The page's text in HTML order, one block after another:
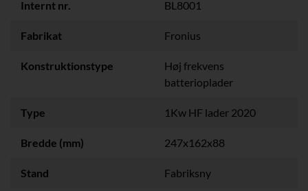
Internt nr. BL8001
Fabrikat Fronius
Konstruktionstype
Høj frekvens
batterioplader
Type 1Kw HF lader 2020
Bredde (mm) 247x162x88
Stand Fabriksny